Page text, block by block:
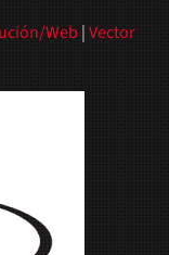
Web|Vector